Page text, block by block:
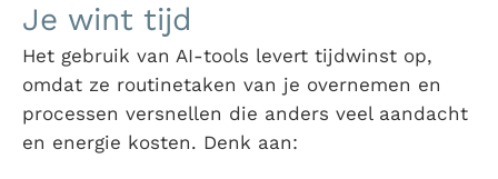
Je wint tijd
Het gebruik van AI-tools levert tijdwinst op,
omdat ze routinetaken van je overnemen en
processen versnellen die anders veel aandacht
en energie kosten. Denk aan: